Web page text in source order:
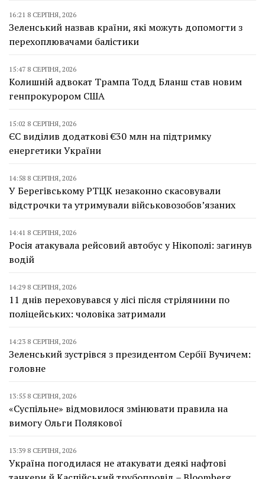
16:21 8 СЕРПНЯ, 2026
Зеленський назвав країни, які можуть допомогти з
перехоплювачами балістики
15:47 8 СЕРПНЯ, 2026
Колишній адвокат Трампа Тодд Бланш став новим
генпрокурором США
15:02 8 СЕРПНЯ, 2026
ЄС виділив додаткові €30 млн на підтримку
енергетики України
14:58 8 СЕРПНЯ, 2026
У Берегівському РТЦК незаконно скасовували
відстрочки та утримували військовозобов’язаних
14:41 8 СЕРПНЯ, 2026
Росія атакувала рейсовий автобус у Нікополі: загинув
водій
14:29 8 СЕРПНЯ, 2026
11 днів переховувався у лісі після стрілянини по
поліцейських: чоловіка затримали
14:23 8 СЕРПНЯ, 2026
Зеленський зустрівся з президентом Сербії Вучичем:
головне
13:55 8 СЕРПНЯ, 2026
«Суспільне» відмовилося змінювати правила на
вимогу Ольги Полякової
13:39 8 СЕРПНЯ, 2026
Україна погодилася не атакувати деякі нафтові